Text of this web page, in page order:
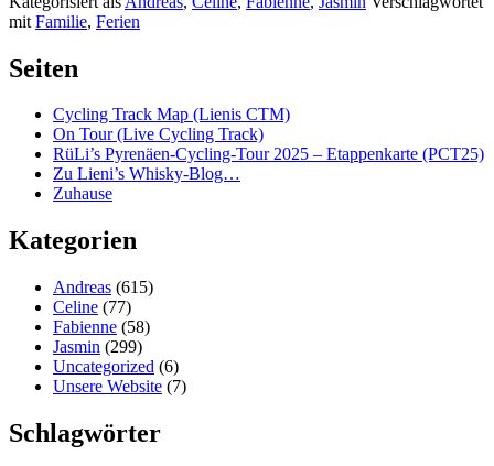
mit Familie, Ferien
Seiten
Cycling Track Map (Lienis CTM)
On Tour (Live Cycling Track)
RüLi’s Pyrenäen-Cycling-Tour 2025 – Etappenkarte (PCT25)
Zu Lieni’s Whisky-Blog…
Zuhause
Kategorien
Andreas (615)
Celine (77)
Fabienne (58)
Jasmin (299)
Uncategorized (6)
Unsere Website (7)
Schlagwörter